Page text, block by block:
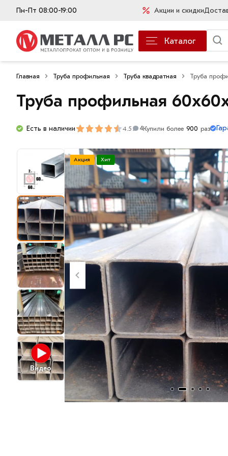
Пн-Пт 08:00-19:00 Акции и скидки
Каталог
Главная Труба профильная Труба квадратная Труба
Труба профильная
Есть в наличии 4.5 4Купили более 900 раз
Акция Хит
Видео